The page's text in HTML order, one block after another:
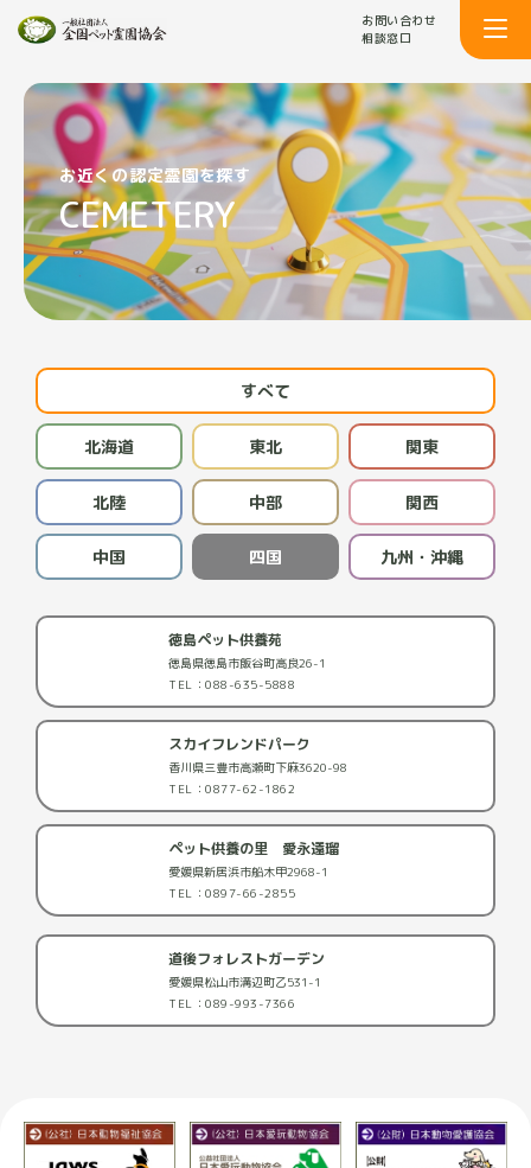
お問い合わせ
相談窓口
お近くの認定霊園を探す
CEMETERY
すべて
北海道 東北 関東
北陸 中部 関西
中国 四国 九州・沖縄
徳島ペット供養苑
徳島県徳島市飯谷町高良26-1
TEL：088-635-5888
スカイフレンドパーク
香川県三豊市高瀬町下麻3620-98
TEL：0877-62-1862
ペット供養の里 愛永遠瑠
愛媛県新居浜市船木甲2968-1
TEL：0897-66-2855
道後フォレストガーデン
愛媛県松山市溝辺町乙531-1
TEL：089-993-7366